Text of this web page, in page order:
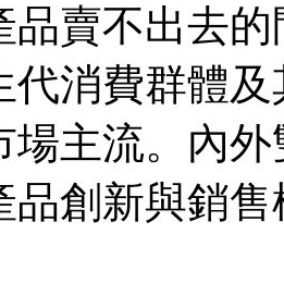
品賣不出去
代消費群體
場主流。內
品創新與銷